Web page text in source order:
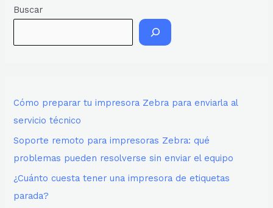
Buscar
Cómo preparar tu impresora Zebra para enviarla al
servicio técnico
Soporte remoto para impresoras Zebra: qué
problemas pueden resolverse sin enviar el equipo
¿Cuánto cuesta tener una impresora de etiquetas
parada?